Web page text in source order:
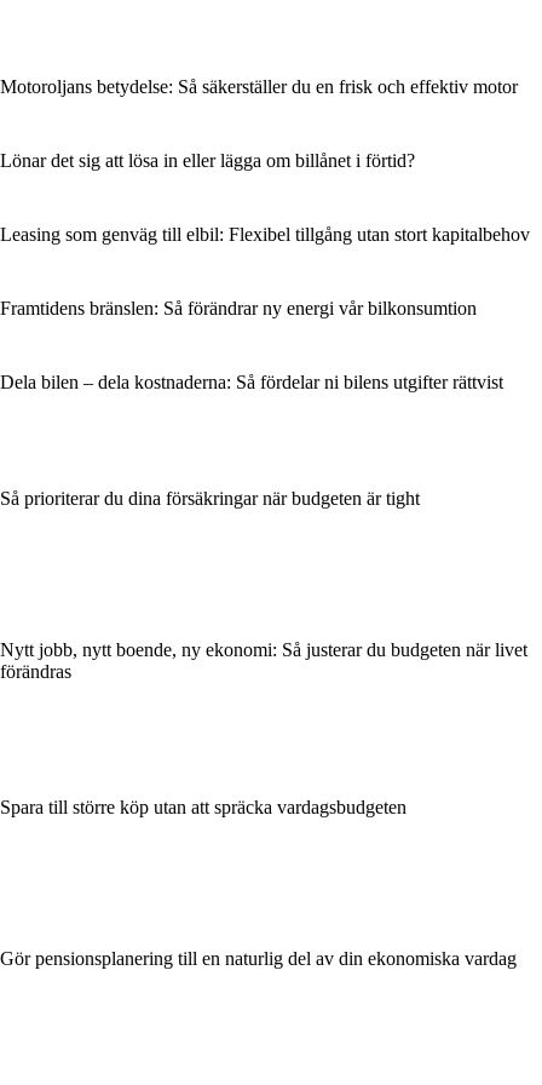
Motoroljans betydelse: Så säkerställer du en frisk och effektiv motor
Lönar det sig att lösa in eller lägga om billånet i förtid?
Leasing som genväg till elbil: Flexibel tillgång utan stort kapitalbehov
Framtidens bränslen: Så förändrar ny energi vår bilkonsumtion
Dela bilen – dela kostnaderna: Så fördelar ni bilens utgifter rättvist
Så prioriterar du dina försäkringar när budgeten är tight
Nytt jobb, nytt boende, ny ekonomi: Så justerar du budgeten när livet
förändras
Spara till större köp utan att spräcka vardagsbudgeten
Gör pensionsplanering till en naturlig del av din ekonomiska vardag